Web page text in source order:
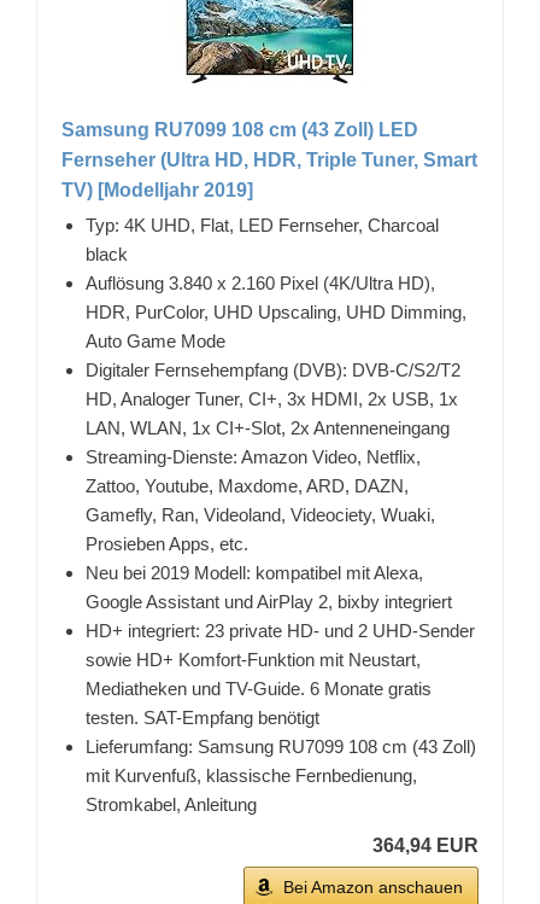
Samsung RU7099 108 cm (43 Zoll) LED
Fernseher (Ultra HD, HDR, Triple Tuner, Smart
TV) [Modelljahr 2019]
Typ: 4K UHD, Flat, LED Fernseher, Charcoal
black
Auflösung 3.840 x 2.160 Pixel (4K/Ultra HD),
HDR, PurColor, UHD Upscaling, UHD Dimming,
Auto Game Mode
Digitaler Fernsehempfang (DVB): DVB-C/S2/T2
HD, Analoger Tuner, CI+, 3x HDMI, 2x USB, 1x
LAN, WLAN, 1x CI+-Slot, 2x Antenneneingang
Streaming-Dienste: Amazon Video, Netflix,
Zattoo, Youtube, Maxdome, ARD, DAZN,
Gamefly, Ran, Videoland, Videociety, Wuaki,
Prosieben Apps, etc.
Neu bei 2019 Modell: kompatibel mit Alexa,
Google Assistant und AirPlay 2, bixby integriert
HD+ integriert: 23 private HD- und 2 UHD-Sender
sowie HD+ Komfort-Funktion mit Neustart,
Mediatheken und TV-Guide. 6 Monate gratis
testen. SAT-Empfang benötigt
Lieferumfang: Samsung RU7099 108 cm (43 Zoll)
mit Kurvenfuß, klassische Fernbedienung,
Stromkabel, Anleitung
364,94 EUR
Bei Amazon anschauen